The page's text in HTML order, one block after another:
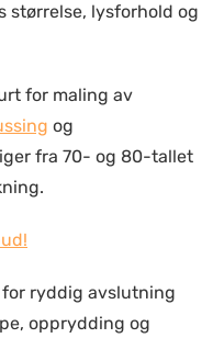
størrelse, lysforhold og
for maling av
og
fra 70- og 80-tallet
ryddig avslutning
opprydding og